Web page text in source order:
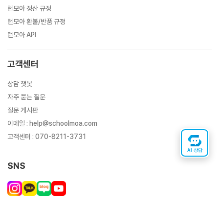
런모아 정산 규정
런모아 환불/반품 규정
런모아 API
고객센터
상담 챗봇
자주 묻는 질문
질문 게시판
이메일 : help@schoolmoa.com
고객센터 : 070-8211-3731
SNS
AI 상담